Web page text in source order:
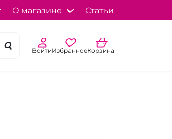
О магазине Статьи
ВойтиИзбранноеКорзина